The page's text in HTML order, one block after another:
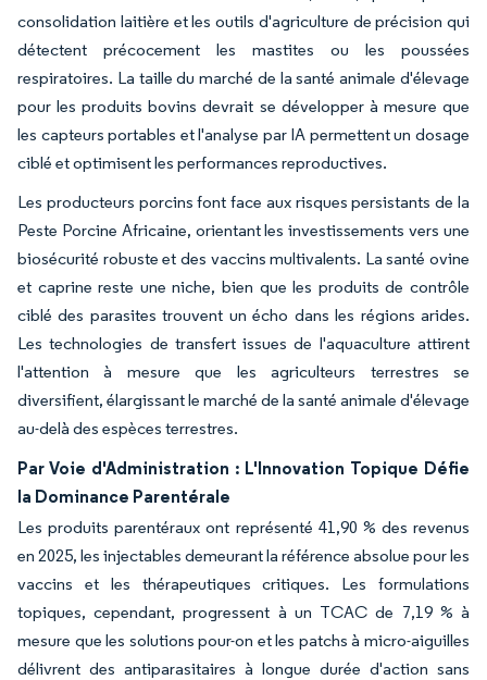
consolidation laitière et les outils d'agriculture de précision qui
détectent précocement les mastites ou les poussées
respiratoires. La taille du marché de la santé animale d'élevage
pour les produits bovins devrait se développer à mesure que
les capteurs portables et l'analyse par IA permettent un dosage
ciblé et optimisent les performances reproductives.
Les producteurs porcins font face aux risques persistants de la
Peste Porcine Africaine, orientant les investissements vers une
biosécurité robuste et des vaccins multivalents. La santé ovine
et caprine reste une niche, bien que les produits de contrôle
ciblé des parasites trouvent un écho dans les régions arides.
Les technologies de transfert issues de l'aquaculture attirent
l'attention à mesure que les agriculteurs terrestres se
diversifient, élargissant le marché de la santé animale d'élevage
au-delà des espèces terrestres.
Par Voie d'Administration : L'Innovation Topique Défie
la Dominance Parentérale
Les produits parentéraux ont représenté 41,90 % des revenus
en 2025, les injectables demeurant la référence absolue pour les
vaccins et les thérapeutiques critiques. Les formulations
topiques, cependant, progressent à un TCAC de 7,19 % à
mesure que les solutions pour-on et les patchs à micro-aiguilles
délivrent des antiparasitaires à longue durée d'action sans